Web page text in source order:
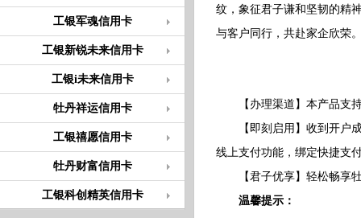
工银军魂信用卡
工银新锐未来信用卡
工银i未来信用卡
牡丹祥运信用卡
工银禧愿信用卡
牡丹财富信用卡
工银科创精英信用卡
纹，象征君子谦和坚韧的精
与客户同行，共赴家企欣荣
【办理渠道】本产品支持
【即刻启用】收到开户成
线上支付功能，绑定快捷支
【君子优享】轻松畅享牡
温馨提示：